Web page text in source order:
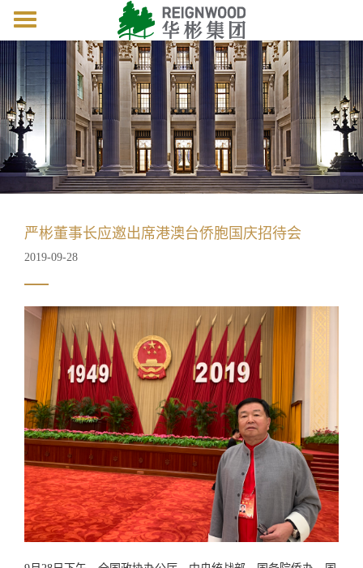
Toggle
navigation
严彬董事长应邀出席港澳台侨胞国庆招待会
2019-09-28